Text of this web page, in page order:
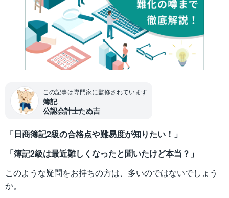
この記事は専門家に監修されています
簿記
公認会計士たぬ吉
「日商簿記2級の合格点や難易度が知りたい！」
「簿記2級は最近難しくなったと聞いたけど本当？」
このような疑問をお持ちの方は、多いのではないでしょう
か。